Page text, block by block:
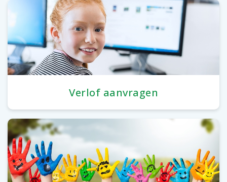
Verlof aanvragen